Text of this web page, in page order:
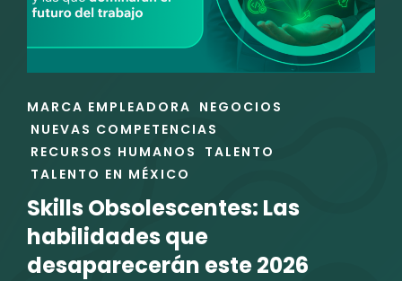
ENLACES
DE
LAS
CATEGORÍAS
MARCA EMPLEADORA NEGOCIOS
NUEVAS COMPETENCIAS
RECURSOS HUMANOS
TALENTO
TALENTO EN MÉXICO
Skills Obsolescentes: Las
habilidades que
desaparecerán este 2026